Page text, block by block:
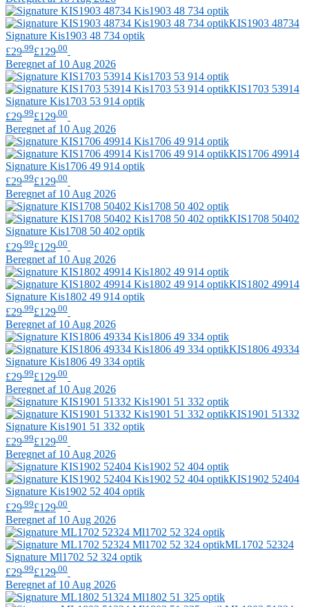
KIS1903 48734
Signature Kis1903 48 734 optik
£29 .99£129 .00
Beregnet af 10 Aug 2026
KIS1703 53914
Signature Kis1703 53 914 optik
£29 .99£129 .00
Beregnet af 10 Aug 2026
KIS1706 49914
Signature Kis1706 49 914 optik
£29 .99£129 .00
Beregnet af 10 Aug 2026
KIS1708 50402
Signature Kis1708 50 402 optik
£29 .99£129 .00
Beregnet af 10 Aug 2026
KIS1802 49914
Signature Kis1802 49 914 optik
£29 .99£129 .00
Beregnet af 10 Aug 2026
KIS1806 49334
Signature Kis1806 49 334 optik
£29 .99£129 .00
Beregnet af 10 Aug 2026
KIS1901 51332
Signature Kis1901 51 332 optik
£29.99£129.00
Beregnet af 10 Aug 2026
KIS1902 52404
Signature Kis1902 52 404 optik
£29 .99£129 .00
Beregnet af 10 Aug 2026
ML1702 52324
Signature Ml1702 52 324 optik
£29 .99£129 .00
Beregnet af 10 Aug 2026